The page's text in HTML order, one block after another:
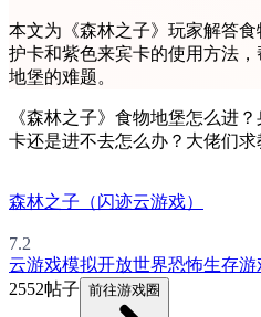
本文为《森林之子》玩家解答
护卡和紫色来宾卡的使用方法
地堡的难题。
《森林之子》食物地堡怎么进
卡还是进不去怎么办？大佬们求
森林之子（闪迹云游戏）
7.2
云游戏模拟开放世界恐怖生存游
2552帖子 前往游戏圈